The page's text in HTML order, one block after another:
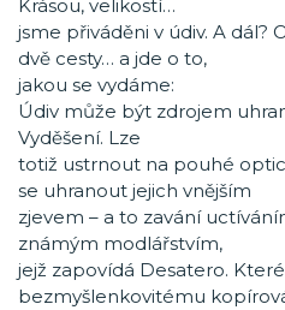
Krásou, velikostí…
jsme přiváděni v údiv. A dál?
dvě cesty… a jde o to,
jakou se vydáme:
Údiv může být zdrojem
Vyděšení. Lze
totiž ustrnout na pouhé
se uhranout jejich vnějším
zjevem – a to zavání
známým modlářstvím,
jejž zapovídá Desatero.
bezmyšlenkovitému